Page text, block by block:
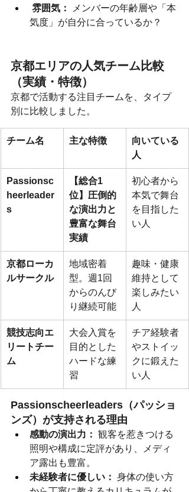
雰囲気：
メンバーの年齢層や「本
気度」が自分に合っているか？
京都エリアの人気チーム比較
（実績・特徴）
京都で活動する注目チームを、タイプ
別に比較しました。
チーム名 主な特徴
向いている
人
Passionsc
heerleader
s
【総合1
位】圧倒的
な演出力と
豊富な舞台
実績
初心者から
本気で舞台
を目指した
い人
京都ローカ
ルサークル
地域密着
型。週1回
からのんび
り継続可能
趣味・健康
維持として
楽しみたい
人
競技志向エ
リートチー
ム
大会入賞を
目的とした
ハードな練
習
チア経験者
やストイッ
クに鍛えた
い人
Passionscheerleaders（パッショ
ンズ）が支持される理由
感動の演出力： 観客を惹きつける
照明や構成に定評があり、メディ
ア露出も豊富。
未経験者に優しい： 身体の使い方